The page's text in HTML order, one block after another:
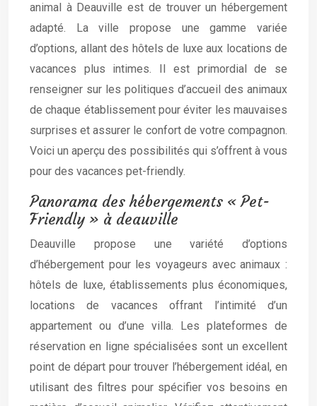
animal à Deauville est de trouver un hébergement
adapté. La ville propose une gamme variée
d’options, allant des hôtels de luxe aux locations de
vacances plus intimes. Il est primordial de se
renseigner sur les politiques d’accueil des animaux
de chaque établissement pour éviter les mauvaises
surprises et assurer le confort de votre compagnon.
Voici un aperçu des possibilités qui s’offrent à vous
pour des vacances pet-friendly.
Panorama des hébergements « Pet-
Friendly » à deauville
Deauville propose une variété d’options
d’hébergement pour les voyageurs avec animaux :
hôtels de luxe, établissements plus économiques,
locations de vacances offrant l’intimité d’un
appartement ou d’une villa. Les plateformes de
réservation en ligne spécialisées sont un excellent
point de départ pour trouver l’hébergement idéal, en
utilisant des filtres pour spécifier vos besoins en